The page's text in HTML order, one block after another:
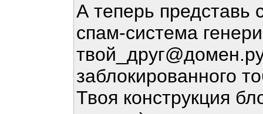
А теперь представь
спам-система
заблокированного
Твоя конструкция